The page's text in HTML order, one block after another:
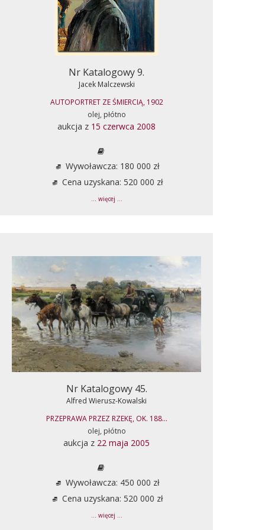
Nr Katalogowy 9.
Jacek Malczewski
AUTOPORTRET ZE ŚMIERCIĄ, 1902
olej, płótno
aukcja z 15 czerwca 2008
Wywoławcza: 180 000 zł
Cena uzyskana: 520 000 zł
... więcej ...
Nr Katalogowy 45.
Alfred Wierusz-Kowalski
PRZEPRAWA PRZEZ RZEKĘ, OK. 188...
olej, płótno
aukcja z 22 maja 2005
Wywoławcza: 450 000 zł
Cena uzyskana: 520 000 zł
... więcej ...